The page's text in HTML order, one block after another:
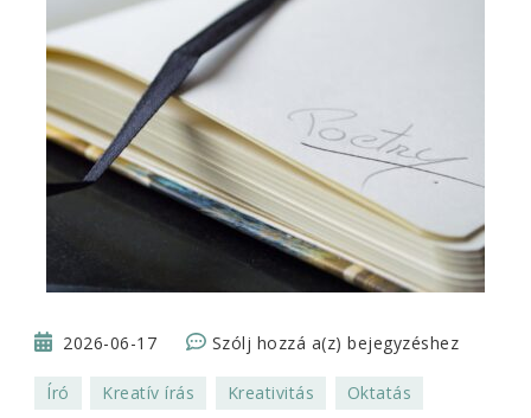
2026-06-17 Szólj hozzá a(z)Mire
a
bejegyzéshez
Író Kreatív írás Kreativitás Oktatás